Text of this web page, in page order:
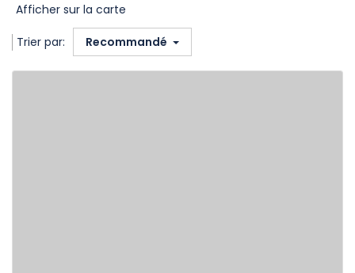
Afficher sur la carte
Trier par: Recommandé